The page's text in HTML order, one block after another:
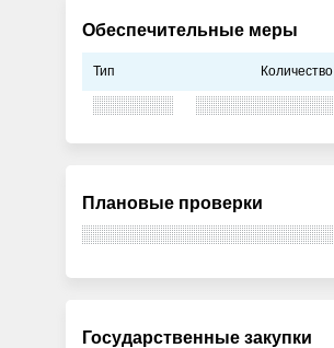
Обеспечительные меры
Тип Количество
Плановые проверки
Государственные закупки